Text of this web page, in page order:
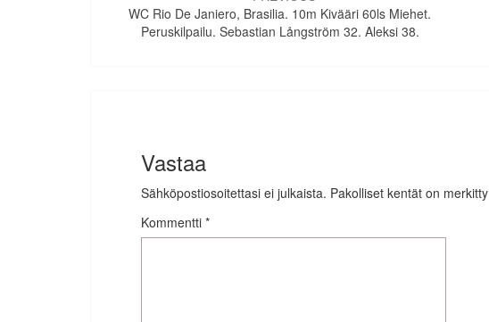
WC Rio De Janiero, Brasilia. 10m Kivääri 60ls Miehet.
Peruskilpailu. Sebastian Långström 32. Aleksi 38.
Vastaa
Sähköpostiosoitettasi ei julkaista. Pakolliset kentät on merkitty
Kommentti *